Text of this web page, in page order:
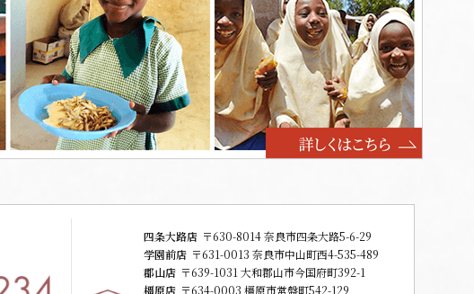
四条大路店 〒630-8014 奈良市四条大路5-6-29
学園前店 〒631-0013 奈良市中山町西4-535-489
郡山店 〒639-1031 大和郡山市今国府町392-1
橿原店 〒634-0003 橿原市常盤町542-129